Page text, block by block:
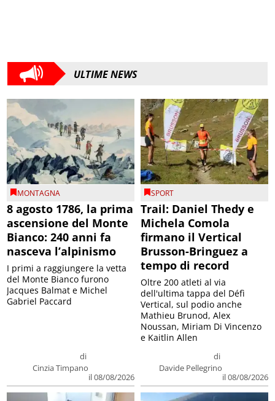
ULTIME NEWS
MONTAGNA
8 agosto 1786, la prima
ascensione del Monte
Bianco: 240 anni fa
nasceva l’alpinismo
di
Cinzia Timpano
il 08/08/2026
I primi a raggiungere la vetta
del Monte Bianco furono
Jacques Balmat e Michel
Gabriel Paccard
SPORT
Trail: Daniel Thedy e
Michela Comola
firmano il Vertical
Brusson-Bringuez a
tempo di record
di
Davide Pellegrino
il 08/08/2026
Oltre 200 atleti al via
dell'ultima tappa del Défì
Vertical, sul podio anche
Mathieu Brunod, Alex
Noussan, Miriam Di Vincenzo
e Kaitlin Allen